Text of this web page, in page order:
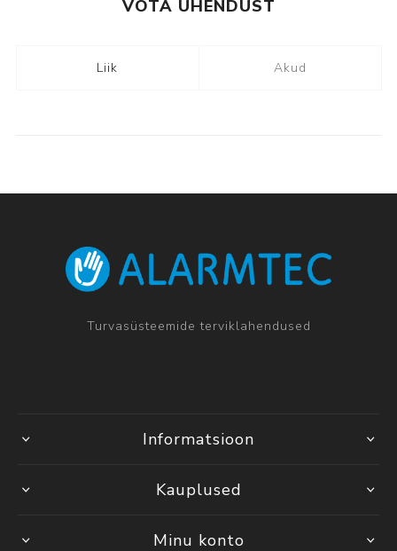
VÕTA ÜHENDUST
Liik Akud
Turvasüsteemide terviklahendused
Informatsioon
Kauplused
Minu konto